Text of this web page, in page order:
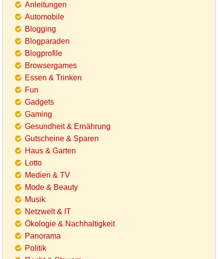
Anleitungen
Automobile
Blogging
Blogparaden
Blogprofile
Browsergames
Essen & Trinken
Fun
Gadgets
Gaming
Gesundheit & Ernährung
Gutscheine & Sparen
Haus & Garten
Lotto
Medien & TV
Mode & Beauty
Musik
Netzwelt & IT
Ökologie & Nachhaltigkeit
Panorama
Politik